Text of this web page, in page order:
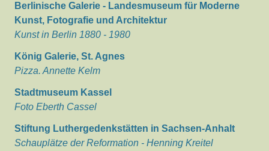
Berlinische Galerie - Landesmuseum für Moderne
Kunst, Fotografie und Architektur
Kunst in Berlin 1880 - 1980
König Galerie, St. Agnes
Pizza. Annette Kelm
Stadtmuseum Kassel
Foto Eberth Cassel
Stiftung Luthergedenkstätten in Sachsen-Anhalt
Schauplätze der Reformation - Henning Kreitel